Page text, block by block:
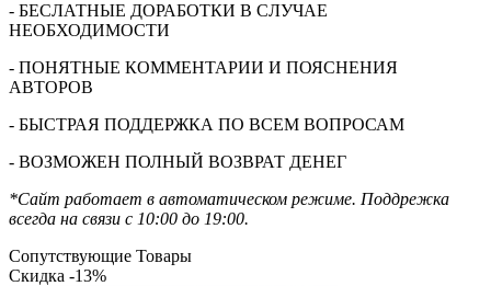
- БЕСЛАТНЫЕ ДОРАБОТКИ В СЛУЧАЕ
НЕОБХОДИМОСТИ
- ПОНЯТНЫЕ КОММЕНТАРИИ И ПОЯСНЕНИЯ
АВТОРОВ
- БЫСТРАЯ ПОДДЕРЖКА ПО ВСЕМ ВОПРОСАМ
- ВОЗМОЖЕН ПОЛНЫЙ ВОЗВРАТ ДЕНЕГ
*Сайт работает в автоматическом режиме. Поддрежка
всегда на связи с 10:00 до 19:00.
Сопутствующие Товары
Скидка -13%